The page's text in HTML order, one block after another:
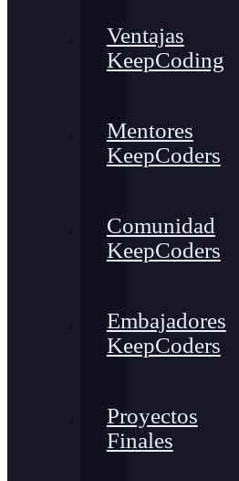
Ventajas
KeepCoding
Mentores
KeepCoders
Comunidad
KeepCoders
Embajadores
KeepCoders
Proyectos
Finales